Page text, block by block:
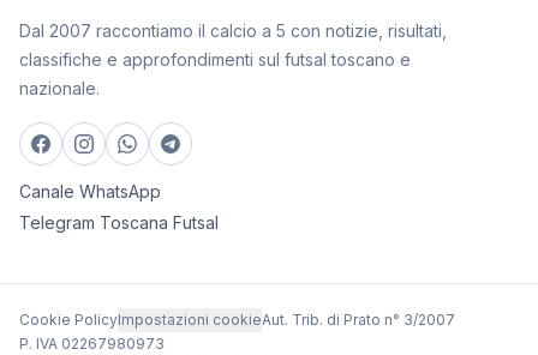
Dal 2007 raccontiamo il calcio a 5 con notizie, risultati,
classifiche e approfondimenti sul futsal toscano e
nazionale.
Canale WhatsApp
Telegram Toscana Futsal
Cookie PolicyImpostazioni cookieAut. Trib. di Prato n° 3/2007
P. IVA 02267980973